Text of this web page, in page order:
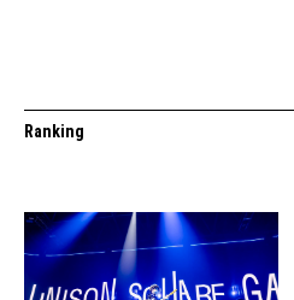
Ranking